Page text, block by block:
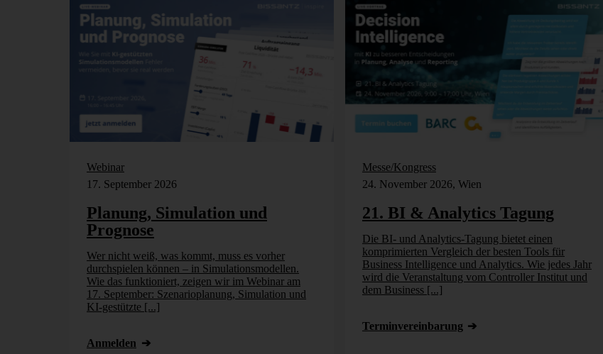
Webinar
17. September 2026
Planung, Simulation und
Prognose
Wer nicht weiß, was kommt, muss es vorher
durchspielen können – in Simulationsmodellen.
Wie das funktioniert, zeigen wir im Webinar am
17. September: Szenarioplanung, Simulation und
KI-gestützte [...]
Anmelden
Messe/Kongress
24. November 2026, Wien
21. BI & Analytics Tagung
Die BI- und Analytics-Tagung bietet einen
komprimierten Vergleich der besten Tools für
Business Intelligence und Analytics. Wie jedes Jahr
wird die Veranstaltung vom Controller Institut und
dem Business [...]
Termin­vereinbarung